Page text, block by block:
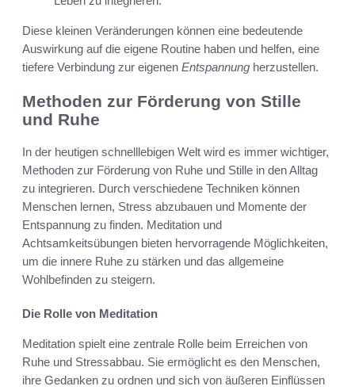
Diese kleinen Veränderungen können eine bedeutende
Auswirkung auf die eigene Routine haben und helfen, eine
tiefere Verbindung zur eigenen Entspannung herzustellen.
Methoden zur Förderung von Stille
und Ruhe
In der heutigen schnelllebigen Welt wird es immer wichtiger,
Methoden zur Förderung von Ruhe und Stille in den Alltag
zu integrieren. Durch verschiedene Techniken können
Menschen lernen, Stress abzubauen und Momente der
Entspannung zu finden. Meditation und
Achtsamkeitsübungen bieten hervorragende Möglichkeiten,
um die innere Ruhe zu stärken und das allgemeine
Wohlbefinden zu steigern.
Die Rolle von Meditation
Meditation spielt eine zentrale Rolle beim Erreichen von
Ruhe und Stressabbau. Sie ermöglicht es den Menschen,
ihre Gedanken zu ordnen und sich von äußeren Einflüssen